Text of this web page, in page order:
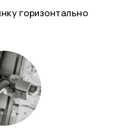
горизонтально